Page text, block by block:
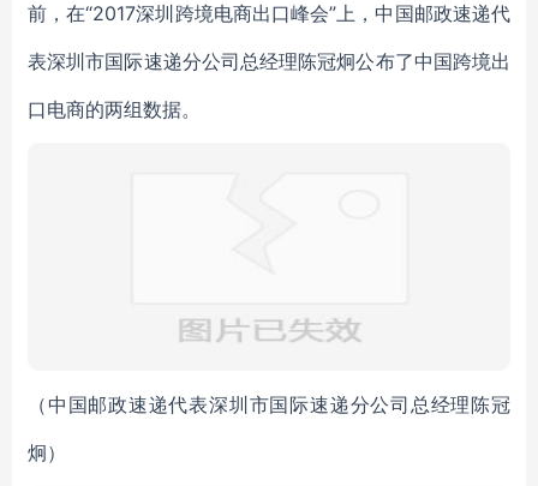
前，在“2017深圳跨境电商出口峰会”上，中国邮政速递代
表深圳市国际速递分公司总经理陈冠炯公布了中国跨境出
口电商的两组数据。
（中国邮政速递代表深圳市国际速递分公司总经理陈冠
炯）